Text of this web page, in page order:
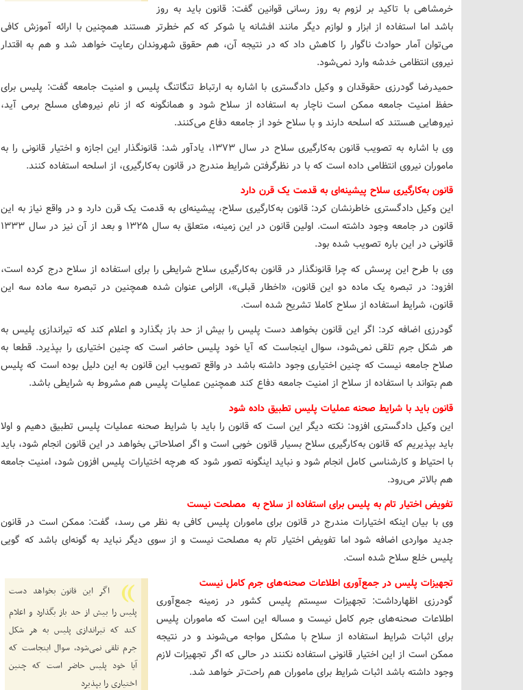
خرمشاهی با تاکید بر لزوم به روز رسانی قوانین گفت: قانون باید به روز
باشد اما استفاده از ابزار و لوازم دیگر مانند افشانه یا شوکر که کم خطرتر هستند همچنین با ارائه آموزش کافی
می‌توان آمار حوادث ناگوار را کاهش داد که در نتیجه آن، هم حقوق شهروندان رعایت خواهد شد و هم به اقتدار
نیروی انتظامی خدشه وارد نمی‌شود.
حمیدرضا گودرزی حقوقدان و وکیل دادگستری با اشاره به ارتباط تنگاتنگ پلیس و امنیت جامعه گفت: پلیس برای
حفظ امنیت جامعه ممکن است ناچار به استفاده از سلاح شود و همانگونه که از نام نیروهای مسلح برمی آید،
نیروهایی هستند که اسلحه دارند و با سلاح خود از جامعه دفاع می‌کنند.
وی با اشاره به تصویب قانون به‌کارگیری سلاح در سال ۱۳۷۳، یادآور شد: قانونگذار این اجازه و اختیار قانونی را به
ماموران نیروی انتظامی داده است که با در نظرگرفتن شرایط مندرج در قانون به‌کارگیری، از اسلحه استفاده کنند.
قانون به‌کارگیری سلاح پیشینه‌ای به قدمت یک قرن دارد
این وکیل دادگستری خاطرنشان کرد: قانون به‌کارگیری سلاح، پیشینه‌ای به قدمت یک قرن دارد و در واقع نیاز به این
قانون در جامعه وجود داشته است. اولین قانون در این زمینه، متعلق به سال ۱۳۲۵ و بعد از آن نیز در سال ۱۳۳۳
قانونی در این باره تصویب شده بود.
وی با طرح این پرسش که چرا قانونگذار در قانون به‌کارگیری سلاح شرایطی را برای استفاده از سلاح درج کرده است،
افزود: در تبصره یک ماده دو این قانون، «اخطار قبلی»، الزامی عنوان شده همچنین در تبصره سه ماده سه این
قانون، شرایط استفاده از سلاح کاملا تشریح شده است.
گودرزی اضافه کرد: اگر این قانون بخواهد دست پلیس را بیش از حد باز بگذارد و اعلام کند که تیراندازی پلیس به
هر شکل جرم تلقی نمی‌شود، سوال اینجاست که آیا خود پلیس حاضر است که چنین اختیاری را بپذیرد. قطعا به
صلاح جامعه نیست که چنین اختیاری وجود داشته باشد در واقع تصویب این قانون به این دلیل بوده است که پلیس
هم بتواند با استفاده از سلاح از امنیت جامعه دفاع کند همچنین عملیات پلیس هم مشروط به شرایطی باشد.
قانون باید با شرایط صحنه عملیات پلیس تطبیق داده شود
این وکیل دادگستری افزود: نکته دیگر این است که قانون را باید با شرایط صحنه عملیات پلیس تطبیق دهیم و اولا
باید بپذیریم که قانون به‌کارگیری سلاح بسیار قانون خوبی است و اگر اصلاحاتی بخواهد در این قانون انجام شود، باید
با احتیاط و کارشناسی کامل انجام شود و نباید اینگونه تصور شود که هرچه اختیارات پلیس افزون شود، امنیت جامعه
هم بالاتر می‌رود.
تفویض اختیار تام به پلیس برای استفاده از سلاح به مصلحت نیست
وی با بیان اینکه اختیارات مندرج در قانون برای ماموران پلیس کافی به نظر می رسد، گفت: ممکن است در قانون
جدید مواردی اضافه شود اما تفویض اختیار تام به مصلحت نیست و از سوی دیگر نباید به گونه‌ای باشد که گویی
پلیس خلع سلاح شده است.
اگر این قانون بخواهد دست
پلیس را بیش از حد باز بگذارد و اعلام
کند که تیراندازی پلیس به هر شکل
جرم تلقی نمی‌شود، سوال اینجاست که
آیا خود پلیس حاضر است که چنین
اختیاری را بپذیرد
تجهیزات پلیس در جمع‌آوری اطلاعات صحنه‌های جرم کامل نیست
گودرزی اظهارداشت: تجهیزات سیستم پلیس کشور در زمینه جمع‌آوری
اطلاعات صحنه‌های جرم کامل نیست و مساله این است که ماموران پلیس
برای اثبات شرایط استفاده از سلاح با مشکل مواجه می‌شوند و در نتیجه
ممکن است از این اختیار قانونی استفاده نکنند در حالی که اگر تجهیزات لازم
وجود داشته باشد اثبات شرایط برای ماموران هم راحت‌تر خواهد شد.